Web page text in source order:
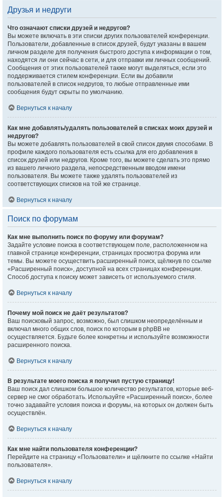
Друзья и недруги
Что означают списки друзей и недругов?
Вы можете включать в эти списки других пользователей конференции.
Пользователи, добавленные в список друзей, будут указаны в вашем
личном разделе для получения быстрого доступа к информации о том,
находятся ли они сейчас в сети, и для отправки им личных сообщений.
Сообщения от этих пользователей также могут выделяться, если это
поддерживается стилем конференции. Если вы добавили
пользователей в список недругов, то любые отправленные ими
сообщения будут скрыты по умолчанию.
Вернуться к началу
Как мне добавлять/удалять пользователей в списках моих друзей и
недругов?
Вы можете добавлять пользователей в свой список двумя способами. В
профиле каждого пользователя есть ссылка для его добавления в
список друзей или недругов. Кроме того, вы можете сделать это прямо
из вашего личного раздела, непосредственным вводом имени
пользователя. Вы можете также удалять пользователей из
соответствующих списков на той же странице.
Вернуться к началу
Поиск по форумам
Как мне выполнить поиск по форуму или форумам?
Задайте условие поиска в соответствующем поле, расположенном на
главной странице конференции, страницах просмотра форума или
темы. Вы можете осуществить расширенный поиск, щёлкнув по ссылке
«Расширенный поиск», доступной на всех страницах конференции.
Способ доступа к поиску может зависеть от используемого стиля.
Вернуться к началу
Почему мой поиск не даёт результатов?
Ваш поисковый запрос, возможно, был слишком неопределённым и
включал много общих слов, поиск по которым в phpBB не
осуществляется. Будьте более конкретны и используйте возможности
расширенного поиска.
Вернуться к началу
В результате моего поиска я получил пустую страницу!
Ваш поиск дал слишком большое количество результатов, которые веб-
сервер не смог обработать. Используйте «Расширенный поиск», более
точно задавайте условия поиска и форумы, на которых он должен быть
осуществлён.
Вернуться к началу
Как мне найти пользователя конференции?
Перейдите на страницу «Пользователи» и щёлкните по ссылке «Найти
пользователя».
Вернуться к началу